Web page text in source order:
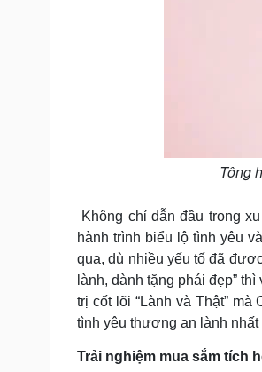
Tông
Không chỉ dẫn đầu trong
hành trình biểu lộ tình yêu
qua, dù nhiều yếu tố đã
lành, dành tặng phái đẹp”
trị cốt lõi “Lành và Thật”
tình yêu thương an lành
Trải nghiệm mua sắm tích